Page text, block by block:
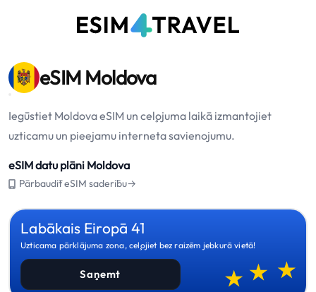
eSIM Moldova
Iegūstiet Moldova eSIM un ceļojuma laikā izmantojiet
uzticamu un pieejamu interneta savienojumu.
eSIM datu plāni Moldova
Pārbaudīt eSIM saderību→
Labākais Eiropā 41
Uzticama pārklājuma zona, ceļojiet bez raizēm jebkurā vietā!
Saņemt